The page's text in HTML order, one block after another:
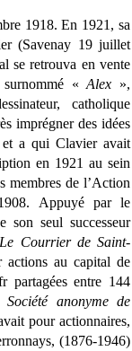
1918. En 1921, sa
(Savenay 19 juillet
se retrouva en vente
surnommé «Alex »,
catholique
imprégner des idées
et a qui Clavier avait
en 1921 au sein
membres de l’Action
Appuyé par le
seul successeur
Le Courrier de Saint-
actions au capital de
partagées entre 144
Société anonyme de
pour actionnaires,
(1876-1946)